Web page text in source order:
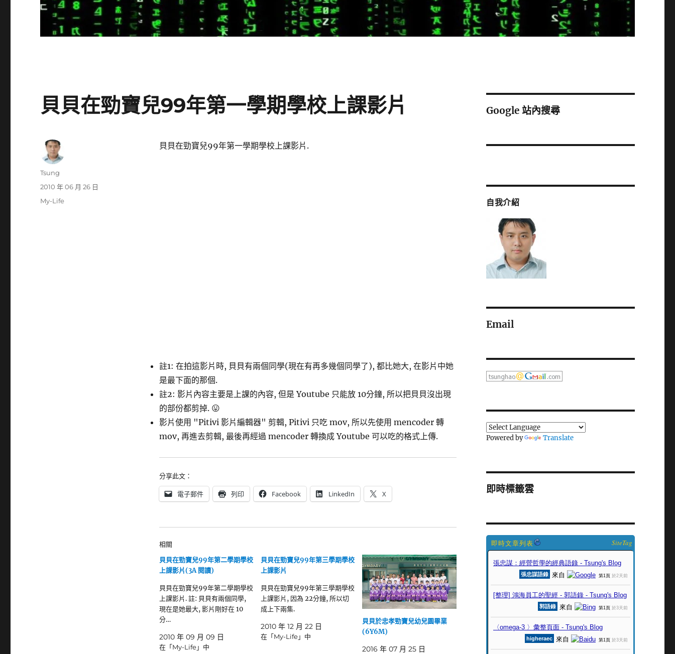
貝貝在勁寶兒99年第一學期學校上課影片
貝貝在勁寶兒99年第一學期學校上課影片.
註1: 在拍這影片時, 貝貝有兩個同學(現在有再多幾個同學了), 都比她大, 在影片中她
是最下面的那個.
註2: 影片內容主要是上課的內容, 但是 Youtube 只能放 10分鐘, 所以把貝貝沒出現
的部份都剪掉. 😛
影片使用 "Pitivi 影片編輯器" 剪輯, Pitivi 只吃 mov, 所以先使用 mencoder 轉
mov, 再進去剪輯, 最後再經過 mencoder 轉換成 Youtube 可以吃的格式上傳.
分享此文：
電子郵件 列印 Facebook LinkedIn X
相關
貝貝在勁寶兒99年第二學期學校
上課影片(3A 閱讀)
貝貝在勁寶兒99年第二學期學校
上課影片. 註: 貝貝有兩個同學,
現在是她最大, 影片剛好在 10
分…
2010 年 09 月 09 日
在「My-Life」中
貝貝在勁寶兒99年第三學期學校
上課影片
貝貝在勁寶兒99年第三學期學校
上課影片, 因為 22分鐘, 所以切
成上下兩集.
2010 年 12 月 22 日
在「My-Life」中
貝貝於忠孝勁寶兒幼兒園畢業
(6Y6M)
2016 年 07 月 25 日
作
Tsung
發
日
2010 年 06 月 26 日
分
My-Life
Google 站內搜尋
自我介紹
Email
Powered by Translate
即時標籤雲
SiteTag